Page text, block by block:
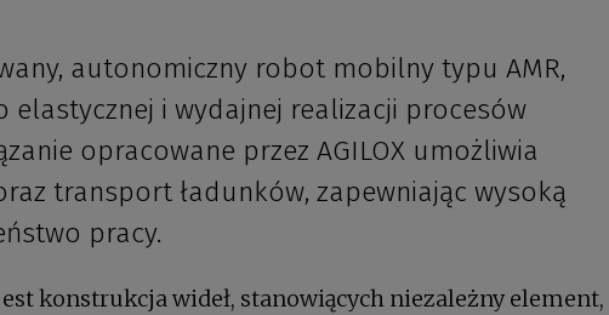
autonomiczny robot mobilny typu AMR,
elastycznej i wydajnej realizacji procesów
opracowane przez AGILOX umożliwia
transport ładunków, zapewniając wysoką
pracy.
konstrukcja wideł, stanowiących niezależny element,